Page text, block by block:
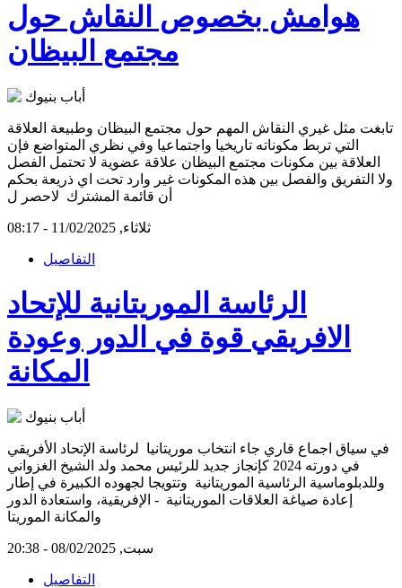
هوامش بخصوص النقاش حول
مجتمع البيظان
تابغت مثل غيري النقاش المهم حول مجتمع البيظان وطبيعة العلاقة
التي تربط مكوناته تاريخيا واجتماعيا وفي نظري المتواضع فإن
العلاقة بين مكونات مجتمع البيظان علاقة عضوية لا تحتمل الفصل
ولا التفريق والفصل بين هذه المكونات غير وارد تحت اي ذريعة بحكم
أن قائمة المشترك لاحصر ل
ثلاثاء, 11/02/2025 - 08:17
التفاصيل
الرئاسة الموريتانية للإتحاد
الافريقي قوة في الدور وعودة
المكانة
في سياق اجماع قاري جاء انتخاب موريتانيا لرئاسة الإتحاد الأفريقي
في دورته 2024 كإنجاز جديد للرئيس محمد ولد الشيخ الغزواني
وللدبلوماسية الرئاسية الموريتانية وتتويجا لجهوده الكبيرة في إطار
إعادة صياغة العلاقات الموريتانية - الإفريقية، واستعادة الدور
والمكانة الموريتا
سبت, 08/02/2025 - 20:38
التفاصيل